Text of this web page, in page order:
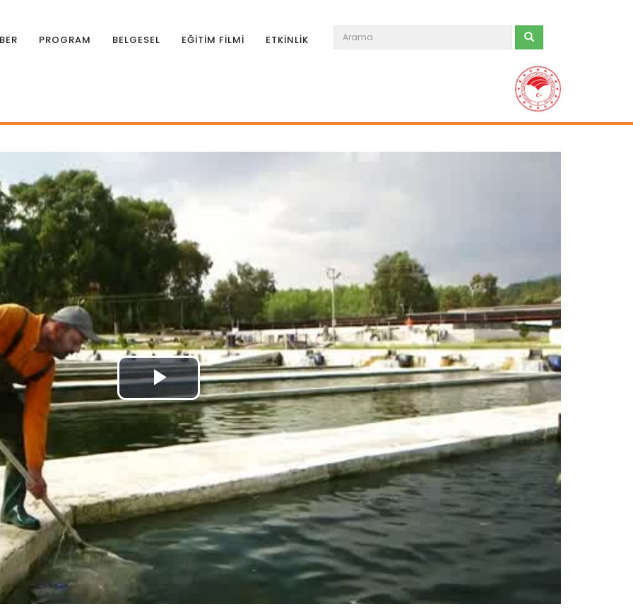
PROGRAM BELGESEL EĞİTİM FİLMİ ETKİNLİK
Akdeniz Meyve Sineği
Akdeniz meyve sineğine karşı toplu
mücadele büyük önem taşır.
Devamını Oku ->
İklim Değişikliği
Devamını Oku ->